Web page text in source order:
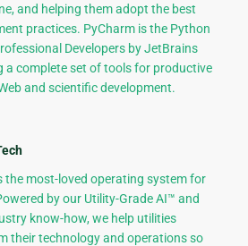
and helping them adopt the best
practices. PyCharm is the Python
Developers by JetBrains
a complete set of tools for productive
and scientific development.
the most-loved operating system for
by our Utility-Grade AI™ and
know-how, we help utilities
their technology and operations so